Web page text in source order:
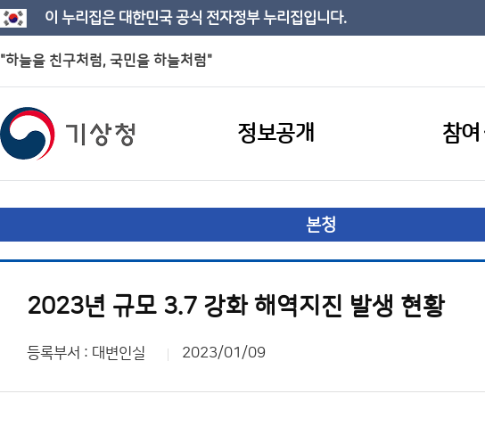
이 누리집은 대한민국 공식 전자정부 누리집입니다.
"하늘을 친구처럼, 국민을 하늘처럼"
정보공개 참여
본청
2023년 규모 3.7 강화 해역지진 발생 현황
등록부서 : 대변인실 2023/01/09